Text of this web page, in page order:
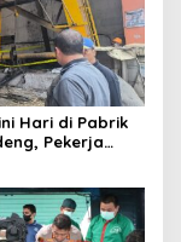
Hari di Pabrik
Pekerja